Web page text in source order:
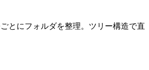
とにフォルダを整理。ツリー構造で直